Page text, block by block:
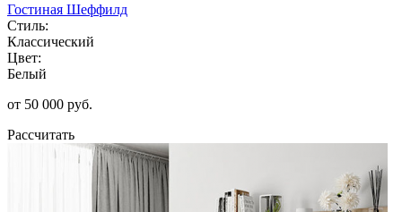
Гостиная Шеффилд
Стиль:
Классический
Цвет:
Белый
от 50 000 руб.
Рассчитать